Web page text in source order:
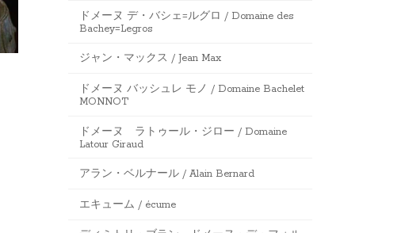
ドメーヌ デ・バシェ=ルグロ / Domaine des
Bachey=Legros
ジャン・マックス / Jean Max
ドメーヌ バッシュレ モノ / Domaine Bachelet
MONNOT
ドメーヌ ラトゥール・ジロー / Domaine
Latour Giraud
アラン・ベルナール / Alain Bernard
エキューム / écume